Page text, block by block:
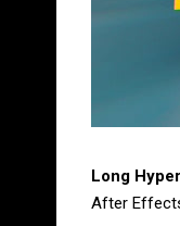
Long
After